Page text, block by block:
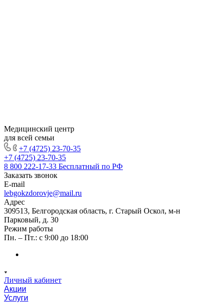
Медицинский центр
для всей семьи
+7 (4725) 23-70-35
+7 (4725) 23-70-35
8 800 222-17-33 Бесплатный по РФ
Заказать звонок
E-mail
lebgokzdorovje@mail.ru
Адрес
309513, Белгородская область, г. Старый Оскол, м-н
Парковый, д. 30
Режим работы
Пн. – Пт.: с 9:00 до 18:00
Личный кабинет
Акции
Услуги